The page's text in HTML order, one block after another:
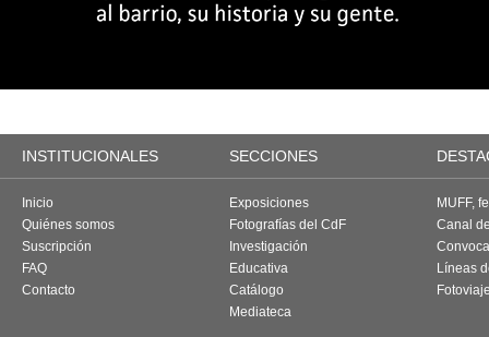
INSTITUCIONALES SECCIONES
Inicio
Quiénes somos
Suscripción
FAQ
Contacto
Exposiciones
Fotografías del CdF
Investigación
Educativa
Catálogo
Mediateca
MUFF,
Canal
Líneas